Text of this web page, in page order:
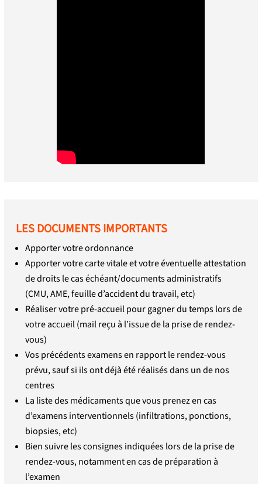
LES DOCUMENTS IMPORTANTS
Apporter votre ordonnance
Apporter votre carte vitale et votre éventuelle attestation
de droits le cas échéant/documents administratifs
(CMU, AME, feuille d’accident du travail, etc)
Réaliser votre pré-accueil pour gagner du temps lors de
votre accueil (mail reçu à l’issue de la prise de rendez-
vous)
Vos précédents examens en rapport le rendez-vous
prévu, sauf si ils ont déjà été réalisés dans un de nos
centres
La liste des médicaments que vous prenez en cas
d’examens interventionnels (infiltrations, ponctions,
biopsies, etc)
Bien suivre les consignes indiquées lors de la prise de
rendez-vous, notamment en cas de préparation à
l’examen